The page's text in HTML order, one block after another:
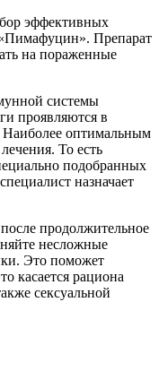
эффективных
Препарат
на пораженные
системы
проявляются в
Наиболее оптимальным
То есть
подобранных
назначает
продолжительное
несложные
Это поможет
касается рациона
сексуальной